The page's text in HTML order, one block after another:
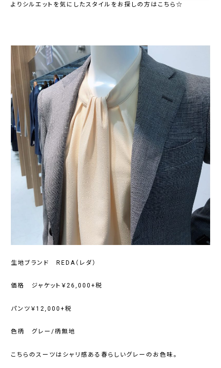
よりシルエットを気にしたスタイルをお探しの方はこちら☆
生地ブランド REDA（レダ）
価格 ジャケット￥26,000+税
パンツ￥12,000+税
色柄 グレー/柄無地
こちらのスーツはシャリ感ある春らしいグレーのお色味。